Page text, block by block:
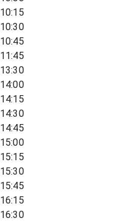
10:15
10:30
10:45
11:45
13:30
14:00
14:15
14:30
14:45
15:00
15:15
15:30
15:45
16:15
16:30